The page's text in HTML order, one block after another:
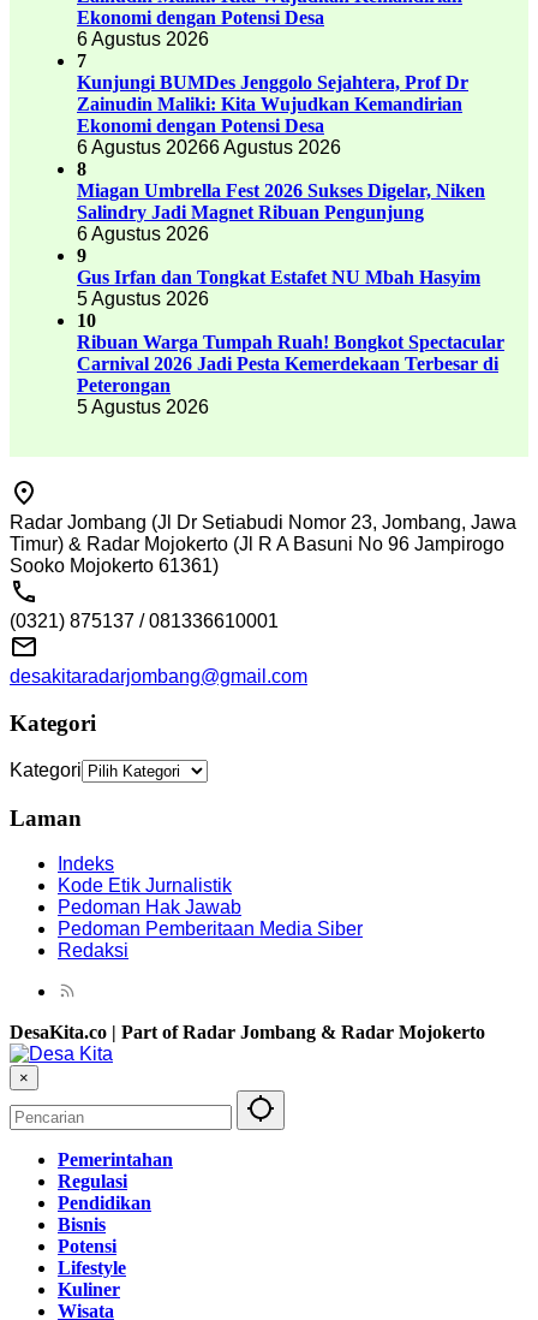
Ekonomi dengan Potensi Desa
6 Agustus 2026
7
Kunjungi BUMDes Jenggolo Sejahtera, Prof Dr
Zainudin Maliki: Kita Wujudkan Kemandirian
Ekonomi dengan Potensi Desa
6 Agustus 20266 Agustus 2026
8
Miagan Umbrella Fest 2026 Sukses Digelar, Niken
Salindry Jadi Magnet Ribuan Pengunjung
6 Agustus 2026
9
Gus Irfan dan Tongkat Estafet NU Mbah Hasyim
5 Agustus 2026
10
Ribuan Warga Tumpah Ruah! Bongkot Spectacular
Carnival 2026 Jadi Pesta Kemerdekaan Terbesar di
Peterongan
5 Agustus 2026
Radar Jombang (Jl Dr Setiabudi Nomor 23, Jombang, Jawa
Timur) & Radar Mojokerto (Jl R A Basuni No 96 Jampirogo
Sooko Mojokerto 61361)
(0321) 875137 / 081336610001
desakitaradarjombang@gmail.com
Kategori
Kategori
Laman
Indeks
Kode Etik Jurnalistik
Pedoman Hak Jawab
Pedoman Pemberitaan Media Siber
Redaksi
DesaKita.co | Part of Radar Jombang & Radar Mojokerto
×
Pemerintahan
Regulasi
Pendidikan
Bisnis
Potensi
Lifestyle
Kuliner
Wisata